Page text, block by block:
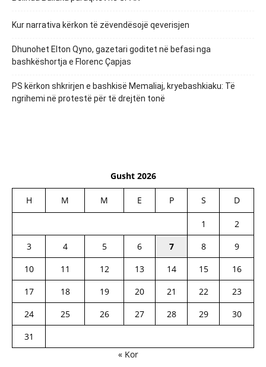
Kur narrativa kërkon të zëvendësojë qeverisjen
Dhunohet Elton Qyno, gazetari goditet në befasi nga
bashkëshortja e Florenc Çapjas
PS kërkon shkrirjen e bashkisë Memaliaj, kryebashkiaku: Të
ngrihemi në protestë për të drejtën tonë
Gusht 2026
H M M E P S D
1
2
3
4 5 6 7 8
9
10
11 12 13 14 15
16
17
18 19 20 21 22
23
24
25 26 27 28 29
30
31
« Kor